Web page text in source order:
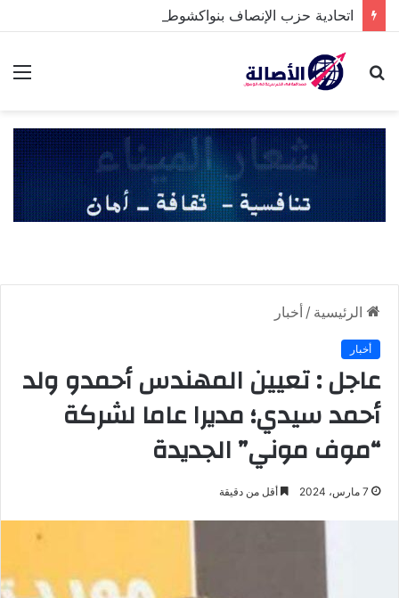
بحث
الرئيسية / أخبار
أخبار
عاجل : تعيين المهندس أحمدو ولد
أحمد سيدي؛ مديرا عاما لشركة
“موف موني” الجديدة
7 مارس، 2024 أقل من دقيقة